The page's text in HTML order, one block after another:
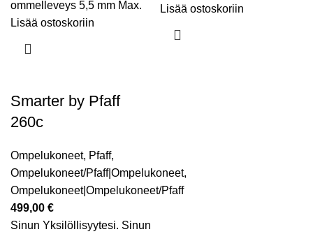
ommelleveys 5,5 mm Max.
Lisää ostoskoriin
Lisää ostoskoriin
Smarter by Pfaff
260c
Ompelukoneet, Pfaff,
Ompelukoneet/Pfaff|Ompelukoneet,
Ompelukoneet|Ompelukoneet/Pfaff
499,00 €
Sinun Yksilöllisyytesi. Sinun